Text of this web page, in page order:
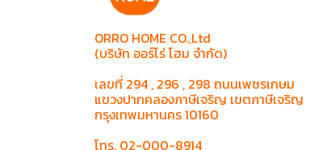
ORRO HOME CO.,Ltd
(บริษัท ออร์โร่ โฮม จำกัด)
เลขที่ 294 , 296 , 298 ถนนเพชรเกษม
แขวงปากคลองภาษีเจริญ เขตภาษีเจริญ
กรุงเทพมหานคร 10160
โทร. 02-000-8914